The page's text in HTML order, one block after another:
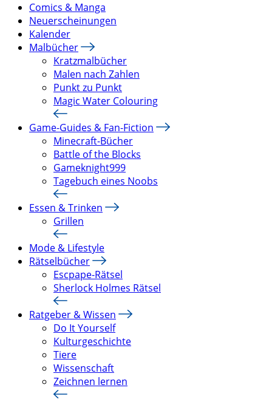
Comics & Manga
Neuerscheinungen
Kalender
Malbücher
Kratzmalbücher
Malen nach Zahlen
Punkt zu Punkt
Magic Water Colouring
Game-Guides & Fan-Fiction
Minecraft-Bücher
Battle of the Blocks
Gameknight999
Tagebuch eines Noobs
Essen & Trinken
Grillen
Mode & Lifestyle
Rätselbücher
Escpape-Rätsel
Sherlock Holmes Rätsel
Ratgeber & Wissen
Do It Yourself
Kulturgeschichte
Tiere
Wissenschaft
Zeichnen lernen